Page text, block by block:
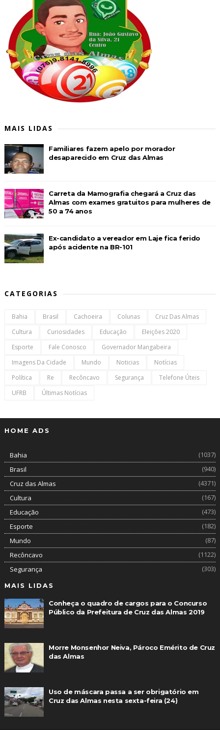
MAIS LIDAS
Familiares fazem apelo por morador
desaparecido em Cruz das Almas
Carreta da Mamografia chegará a Cruz das
Almas com exames gratuitos para mulheres de
50 a 74 anos
Ex-candidato a vereador em Laje fica ferido
após acidente na BR-101
CATEGORIAS
Bahia Brasil Cachoeira Colunas
Cruz Das Almas
Cultura
Curiosidades Educação
Eleições 2020
Esporte
Fale Conosco
Governador Mangabeira
Imagens Da Cidade
Mundo Noticias
Notícias
Política
Re Recôncavo Segurança
Telefone Úteis
UFRB
Últimas Notícias
HOME ADS
Bahia
(1037)
Brasil
(940)
Cruz das Almas
(4371)
Cultura
(167)
Educação
(473)
Esporte
(182)
Mundo
(87)
Recôncavo
(1122)
Segurança
(303)
MAIS LIDAS
Conheça o quadro de cargos para o Concurso
Público da Prefeitura de Cruz das Almas 2019
Morre Monsenhor Neiva, Pároco Emérito de Cruz
das Almas
Uso de máscara passa a ser obrigatório em
Cruz das Almas nesta sexta-feira (24)